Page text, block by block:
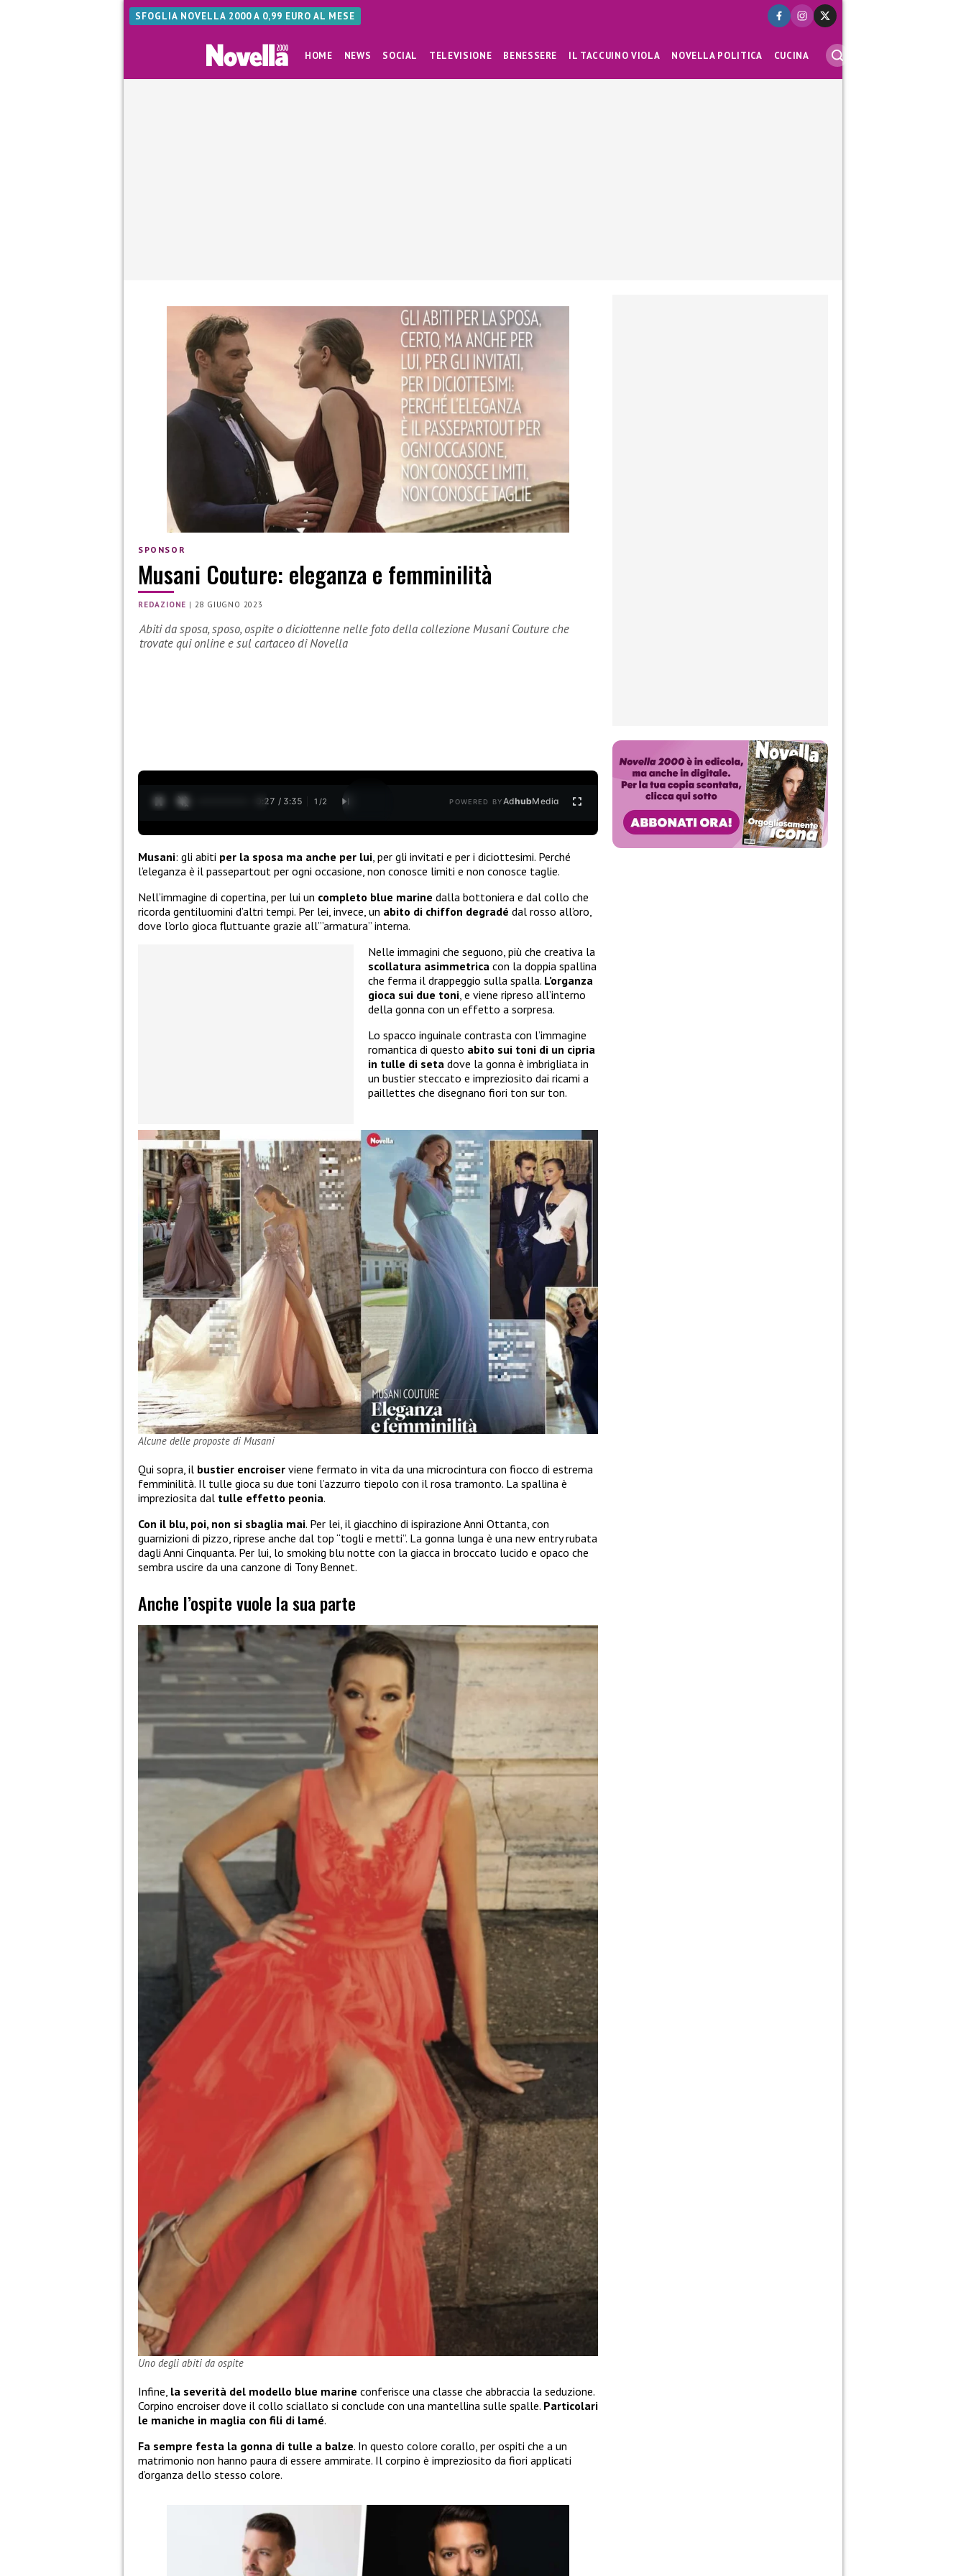
SFOGLIA NOVELLA 2000 A 0,99 EURO AL MESE
HOME NEWS SOCIAL TELEVISIONE BENESSERE IL TACCUINO VIOLA NOVELLA POLITICA CUCINA
SPONSOR
Musani Couture: eleganza e femminilità
REDAZIONE | 28 GIUGNO 2023
Abiti da sposa, sposo, ospite o diciottenne nelle foto della collezione Musani Couture che
trovate qui online e sul cartaceo di Novella
0:29 / 3:35 1 /2 POWERED BYAdhubMedia
Musani: gli abiti per la sposa ma anche per lui , per gli invitati e per i diciottesimi. Perché
l’eleganza è il passepartout per ogni occasione, non conosce limiti e non conosce taglie.
Nell’immagine di copertina, per lui un completo blue marine dalla bottoniera e dal collo che
ricorda gentiluomini d’altri tempi. Per lei, invece, un abito di chiffon degradé dal rosso all’oro,
dove l’orlo gioca fluttuante grazie all’”armatura” interna.
Nelle immagini che seguono, più che creativa la
scollatura asimmetrica con la doppia spallina
che ferma il drappeggio sulla spalla. L’organza
gioca sui due toni , e viene ripreso all’interno
della gonna con un effetto a sorpresa.
Lo spacco inguinale contrasta con l’immagine
romantica di questo abito sui toni di un cipria
in tulle di seta dove la gonna è imbrigliata in
un bustier steccato e impreziosito dai ricami a
paillettes che disegnano fiori ton sur ton.
Alcune delle proposte di Musani
Qui sopra, il bustier encroiser viene fermato in vita da una microcintura con fiocco di estrema
femminilità. Il tulle gioca su due toni l’azzurro tiepolo con il rosa tramonto. La spallina è
impreziosita dal tulle effetto peonia.
Con il blu, poi, non si sbaglia mai. Per lei, il giacchino di ispirazione Anni Ottanta, con
guarnizioni di pizzo, riprese anche dal top “togli e metti”. La gonna lunga è una new entry rubata
dagli Anni Cinquanta. Per lui, lo smoking blu notte con la giacca in broccato lucido e opaco che
sembra uscire da una canzone di Tony Bennet.
Anche l’ospite vuole la sua parte
Uno degli abiti da ospite
Infine, la severità del modello blue marine conferisce una classe che abbraccia la seduzione.
Corpino encroiser dove il collo sciallato si conclude con una mantellina sulle spalle. Particolari
le maniche in maglia con fili di lamé.
Fa sempre festa la gonna di tulle a balze. In questo colore corallo, per ospiti che a un
matrimonio non hanno paura di essere ammirate. Il corpino è impreziosito da fiori applicati
d’organza dello stesso colore.